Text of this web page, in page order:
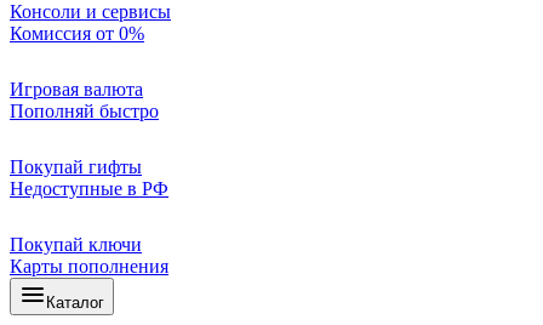
Консоли и сервисы
Комиссия от 0%
Игровая валюта
Пополняй быстро
Покупай гифты
Недоступные в РФ
Покупай ключи
Карты пополнения
Каталог